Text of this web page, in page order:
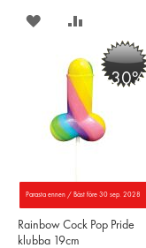
SPARA
ÖNSKELISTAN
JÄMFÖR
Parasta ennen / Bäst före 30 sep. 2028
-30%
Rainbow Cock Pop Pride
klubba 19cm